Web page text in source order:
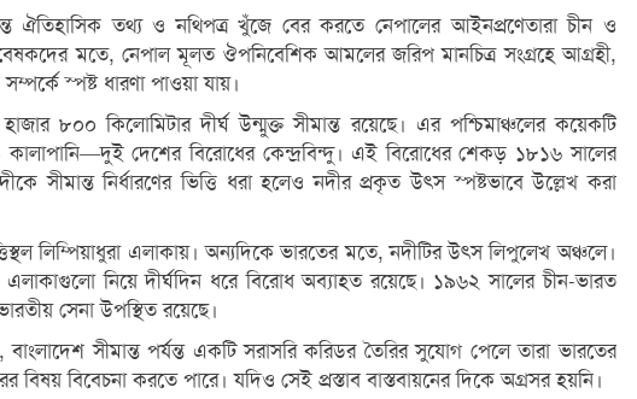
ঐতিহাসিক তথ্য ও নথিপত্র খুঁজে বের করতে নেপালের আইনপ্রণেতারা চীন ও
মতে, নেপাল মূলত ঔপনিবেশিক আমলের জরিপ মানচিত্র সংগ্রহে আগ্রহী,
স্পষ্ট ধারণা পাওয়া যায়।
৮০০ কিলোমিটার দীর্ঘ উন্মুক্ত সীমান্ত রয়েছে। এর পশ্চিমাঞ্চলের কয়েকটি
দেশের বিরোধের কেন্দ্রবিন্দু। এই বিরোধের শেকড় ১৮১৬ সালের
সীমান্ত নির্ধারণের ভিত্তি ধরা হলেও নদীর প্রকৃত উৎস স্পষ্টভাবে উল্লেখ করা
লিম্পিয়াধুরা এলাকায়। অন্যদিকে ভারতের মতে, নদীটির উৎস লিপুলেখ অঞ্চলে।
এলাকাগুলো নিয়ে দীর্ঘদিন ধরে বিরোধ অব্যাহত রয়েছে। ১৯৬২ সালের চীন-ভারত
সেনা উপস্থিত রয়েছে।
সীমান্ত পর্যন্ত একটি সরাসরি করিডর তৈরির সুযোগ পেলে তারা ভারতের
বিষয় বিবেচনা করতে পারে। যদিও সেই প্রস্তাব বাস্তবায়নের দিকে অগ্রসর হয়নি।